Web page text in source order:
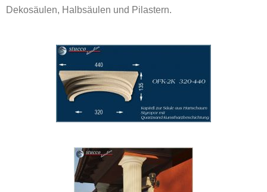
Dekosäulen, Halbsäulen und Pilastern.